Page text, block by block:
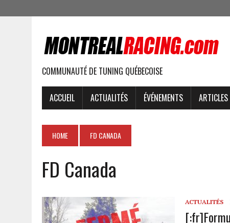
COMMUNAUTÉ DE TUNING QUÉBECOISE
ACCUEIL ACTUALITÉS ÉVÉNEMENTS ARTICLES
HOME FD CANADA
FD Canada
ACTUALITÉS